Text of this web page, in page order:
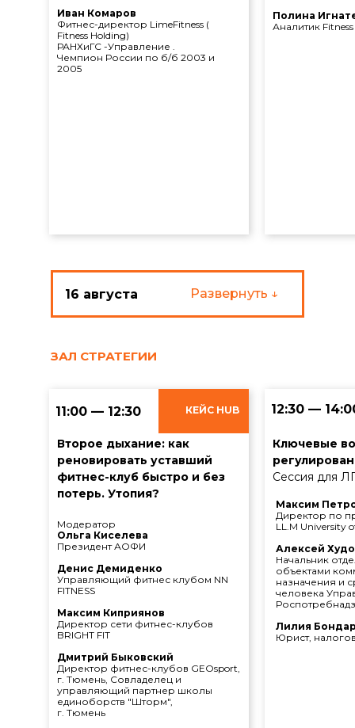
Полина
Аналитик
Иван Комаров
Фитнес-директор LimeFitness (
Fitness Holding)
РАНХиГС -Управление .
Чемпион России по б/б 2003 и
2005
Развернуть ↓
16 августа
ЗАЛ СТРАТЕГИИ
Ключевые
Сессия для
Максим
Директор по
LL.M University
Алексей
Начальник
объектами
назначения и
человека
Лилия
Юрист,
12:30 —
Второе дыхание: как
реновировать уставший
фитнес-клуб быстро и без
потерь. Утопия?
КЕЙС HUB
11:00 — 12:30
Модератор
Ольга Киселева
Президент АОФИ
Денис Демиденко
Управляющий фитнес клубом NN
FITNESS
Максим Киприянов
Директор сети фитнес-клубов
BRIGHT FIT
Дмитрий Быковский
Директор фитнес-клубов GEOsport,
г. Тюмень, Совладелец и
управляющий партнер школы
единоборств "Шторм",
г. Тюмень